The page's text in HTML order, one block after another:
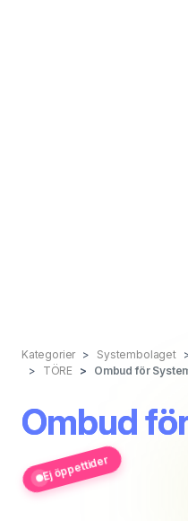
Kategorier Systembolaget
TÖRE
Ombud för
Ombud
Ej öppettider